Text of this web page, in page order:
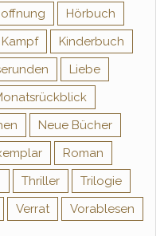
Hörbuch
Kampf
Kinderbuch
Liebe
Neue Bücher
Roman
Thriller
Trilogie
Verrat Vorablesen